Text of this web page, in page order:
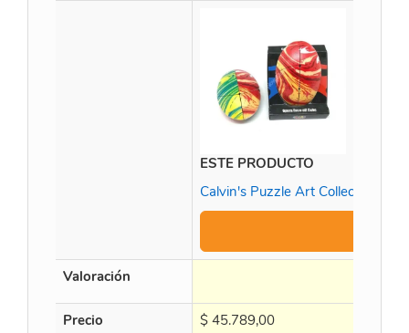
ESTE PRODUCTO
Calvin's Puzzle Art Collection -
Valoración
Precio $ 45.789,00